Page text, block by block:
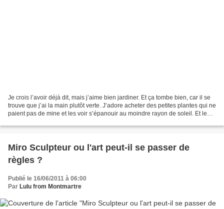
Je crois l’avoir déjà dit, mais j’aime bien jardiner. Et ça tombe bien, car il se
trouve que j’ai la main plutôt verte. J’adore acheter des petites plantes qui ne
paient pas de mine et les voir s’épanouir au moindre rayon de soleil. Et le
Miro Sculpteur ou l'art peut-il se passer de
règles ?
Publié le 16/06/2011 à 06:00
Par Lulu from Montmartre